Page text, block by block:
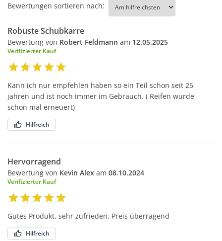
Bewertungen sortieren nach:
Robuste Schubkarre
Bewertung von Robert Feldmann am 12.05.2025
Verifizierter Kauf
Kann ich nur empfehlen haben so ein Teil schon seit 25
jahren und ist noch immer im Gebrauch. ( Reifen wurde
schon mal erneuert)
Hilfreich
Hervorragend
Bewertung von Kevin Alex am 08.10.2024
Verifizierter Kauf
Gutes Produkt, sehr zufrieden, Preis überragend
Hilfreich